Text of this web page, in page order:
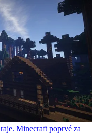
Minecraft poprvé za